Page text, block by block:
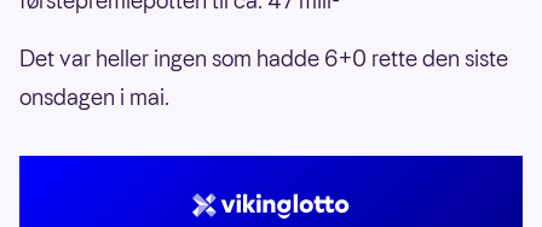
Det var heller ingen som hadde 6+0 rette den siste
onsdagen i mai.